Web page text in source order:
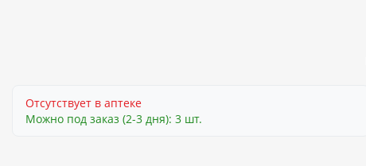
Отсутствует в аптеке
Можно под заказ (2-3 дня): 3 шт.